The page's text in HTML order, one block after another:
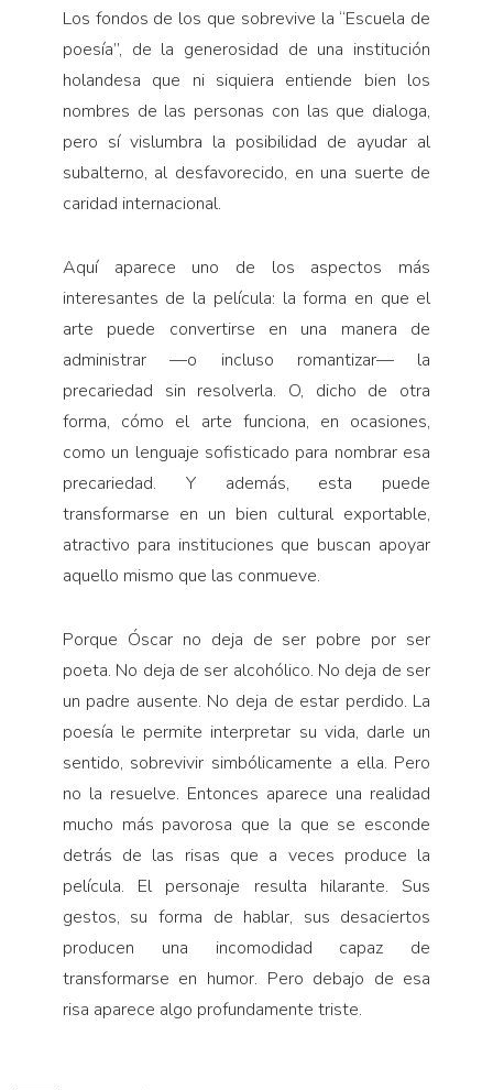
Los fondos de los que sobrevive la “Escuela de
poesía”, de la generosidad de una institución
holandesa que ni siquiera entiende bien los
nombres de las personas con las que dialoga,
pero sí vislumbra la posibilidad de ayudar al
subalterno, al desfavorecido, en una suerte de
caridad internacional.
Aquí aparece uno de los aspectos más
interesantes de la película: la forma en que el
arte puede convertirse en una manera de
administrar —o incluso romantizar— la
precariedad sin resolverla. O, dicho de otra
forma, cómo el arte funciona, en ocasiones,
como un lenguaje sofisticado para nombrar esa
precariedad. Y además, esta puede
transformarse en un bien cultural exportable,
atractivo para instituciones que buscan apoyar
aquello mismo que las conmueve.
Porque Óscar no deja de ser pobre por ser
poeta. No deja de ser alcohólico. No deja de ser
un padre ausente. No deja de estar perdido. La
poesía le permite interpretar su vida, darle un
sentido, sobrevivir simbólicamente a ella. Pero
no la resuelve. Entonces aparece una realidad
mucho más pavorosa que la que se esconde
detrás de las risas que a veces produce la
película. El personaje resulta hilarante. Sus
gestos, su forma de hablar, sus desaciertos
producen una incomodidad capaz de
transformarse en humor. Pero debajo de esa
risa aparece algo profundamente triste.